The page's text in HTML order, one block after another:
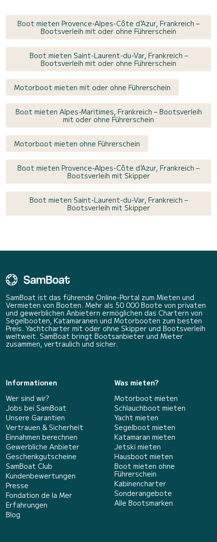
Boot mieten Provence-Alpes-Côte d'Azur, Frankreich –
Bootsverleih mit oder ohne Führerschein
Boot mieten Saint-Laurent-du-Var, Frankreich –
Bootsverleih mit oder ohne Führerschein
Motorboot mieten mit oder ohne Führerschein
Boot mieten Alpes-Maritimes, Frankreich – Bootsverleih
mit oder ohne Führerschein
Motorboot mieten ohne Führerschein
Boot mieten Provence-Alpes-Côte d'Azur, Frankreich –
Bootsverleih mit Skipper
Boot mieten Saint-Laurent-du-Var, Frankreich –
Bootsverleih mit Skipper
SamBoat ist das führende Online-Portal zum Mieten und
Vermieten von Booten. Mehr als 50 000 Boote von privaten
und gewerblichen Anbietern ermöglichen das Chartern von
Segelbooten, Katamaranen und Motorbooten zum besten
Preis. Yachtcharter mit oder ohne Skipper und Bootsverleih
weltweit. SamBoat bringt Bootsanbieter und Mieter
zusammen, vertraulich und sicher.
Informationen
Wer sind wir?
Jobs bei SamBoat
Unsere Garantien
Vertrauen & Sicherheit
Einnahmen berechnen
Gewerbliche Anbieter
Geschenkgutscheine
SamBoat Club
Kundenbewertungen
Presse
Fondation de la Mer
Erfahrungen
Blog
Was mieten?
Motorboot mieten
Schlauchboot mieten
Yacht mieten
Segelboot mieten
Katamaran mieten
Jetski mieten
Hausboot mieten
Boot mieten ohne
Führerschein
Kabinencharter
Sonderangebote
Alle Bootsmarken